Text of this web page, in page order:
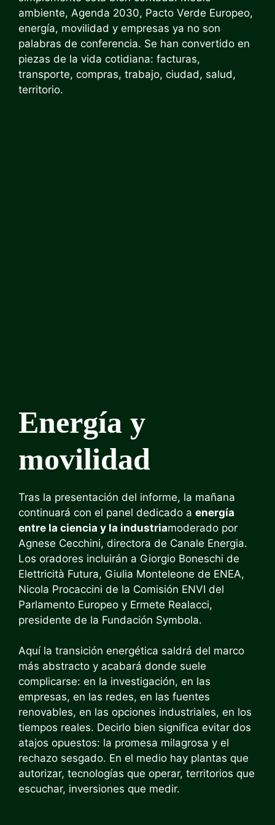
ambiente, Agenda 2030, Pacto Verde Europeo,
energía, movilidad y empresas ya no son
palabras de conferencia. Se han convertido en
piezas de la vida cotidiana: facturas,
transporte, compras, trabajo, ciudad, salud,
territorio.
Energía y
movilidad
Tras la presentación del informe, la mañana
continuará con el panel dedicado a energía
entre la ciencia y la industriamoderado por
Agnese Cecchini, directora de Canale Energia.
Los oradores incluirán a Giorgio Boneschi de
Elettricità Futura, Giulia Monteleone de ENEA,
Nicola Procaccini de la Comisión ENVI del
Parlamento Europeo y Ermete Realacci,
presidente de la Fundación Symbola.
Aquí la transición energética saldrá del marco
más abstracto y acabará donde suele
complicarse: en la investigación, en las
empresas, en las redes, en las fuentes
renovables, en las opciones industriales, en los
tiempos reales. Decirlo bien significa evitar dos
atajos opuestos: la promesa milagrosa y el
rechazo sesgado. En el medio hay plantas que
autorizar, tecnologías que operar, territorios que
escuchar, inversiones que medir.